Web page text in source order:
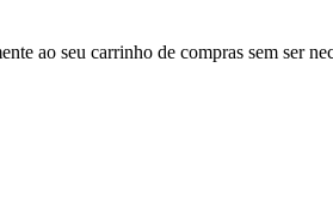
ao seu carrinho de compras sem ser